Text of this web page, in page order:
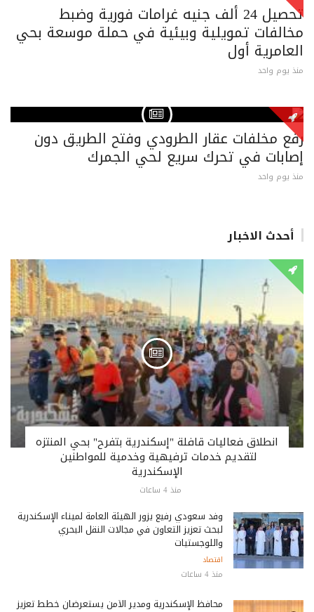
تحصيل 24 ألف جنيه غرامات فورية وضبط
مخالفات تمويلية وبيئية في حملة موسعة بحي
العامرية أول
منذ يوم واحد
رفع مخلفات عقار الطرودي وفتح الطريق دون
إصابات في تحرك سريع لحي الجمرك
منذ يوم واحد
أحدث الاخبار
انطلاق فعاليات قافلة "إسكندرية بتفرح" بحي المنتزه
لتقديم خدمات ترفيهية وخدمية للمواطنين ​
الإسكندرية
منذ 4 ساعات
وفد سعودي رفيع يزور الهيئة العامة لميناء الإسكندرية
لبحث تعزيز التعاون في مجالات النقل البحري
واللوجستيات
اقتصاد
منذ 4 ساعات
محافظ الإسكندرية ومدير الأمن يستعرضان خطط تعزيز